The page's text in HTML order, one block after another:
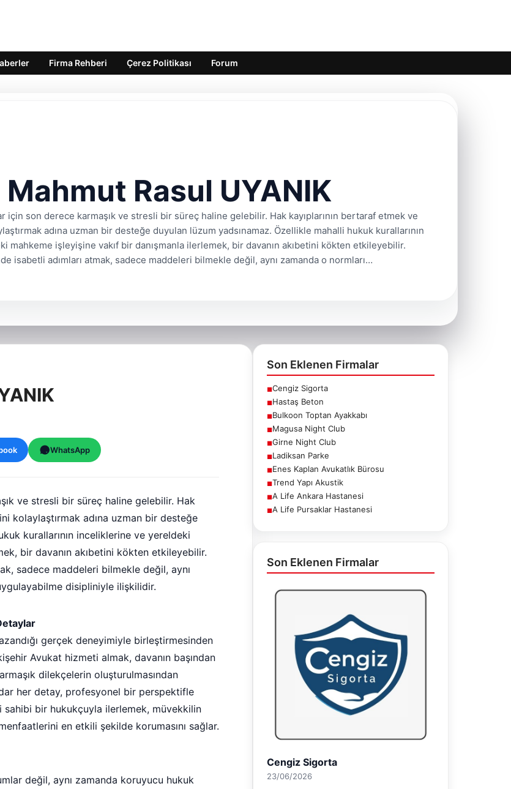
Firma Rehberi Çerez Politikası Forum
Rasul UYANIK
için son derece karmaşık ve stresli bir süreç haline gelebilir. Hak kayıplarının bertaraf etmek ve
adına uzman bir desteğe duyulan lüzum yadsınamaz. Özellikle mahalli hukuk kurallarının
mahkeme işleyişine vakıf bir danışmanla ilerlemek, bir davanın akıbetini kökten etkileyebilir.
isabetli adımları atmak, sadece maddeleri bilmekle değil, aynı zamanda o normları…
WhatsApp
ve stresli bir süreç haline gelebilir. Hak
kolaylaştırmak adına uzman bir desteğe
kurallarının inceliklerine ve yereldeki
bir davanın akıbetini kökten etkileyebilir.
sadece maddeleri bilmekle değil, aynı
disipliniyle ilişkilidir.
gerçek deneyimiyle birleştirmesinden
Avukat hizmeti almak, davanın başından
dilekçelerin oluşturulmasından
her detay, profesyonel bir perspektifle
sahibi bir hukukçuyla ilerlemek, müvekkilin
en etkili şekilde korumasını sağlar.
değil, aynı zamanda koruyucu hukuk
Son Eklenen Firmalar
■Cengiz Sigorta
■Hastaş Beton
■Bulkoon Toptan Ayakkabı
■Magusa Night Club
■Girne Night Club
■Ladiksan Parke
■Enes Kaplan Avukatlık Bürosu
■Trend Yapı Akustik
■A Life Ankara Hastanesi
■A Life Pursaklar Hastanesi
Son Eklenen Firmalar
Hastaş Beton
26/05/2026